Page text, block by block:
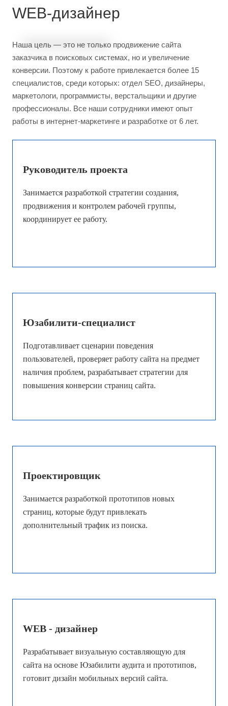
Программист
Наша цель — это не только продвижение сайта
заказчика в поисковых системах, но и увеличение
конверсии. Поэтому к работе привлекается более 15
специалистов, среди которых: отдел SEO, дизайнеры,
маркетологи, программисты, верстальщики и другие
профессионалы. Все наши сотрудники имеют опыт
работы в интернет-маркетинге и разработке от 6 лет.
Руководитель проекта
Занимается разработкой стратегии создания,
продвижения и контролем рабочей группы,
координирует ее работу.
Юзабилити-специалист
Подготавливает сценарии поведения
пользователей, проверяет работу сайта на предмет
наличия проблем, разрабатывает стратегии для
повышения конверсии страниц сайта.
Проектировщик
Занимается разработкой прототипов новых
страниц, которые будут привлекать
дополнительный трафик из поиска.
WEB - дизайнер
Разрабатывает визуальную составляющую для
сайта на основе Юзабилити аудита и прототипов,
готовит дизайн мобильных версий сайта.